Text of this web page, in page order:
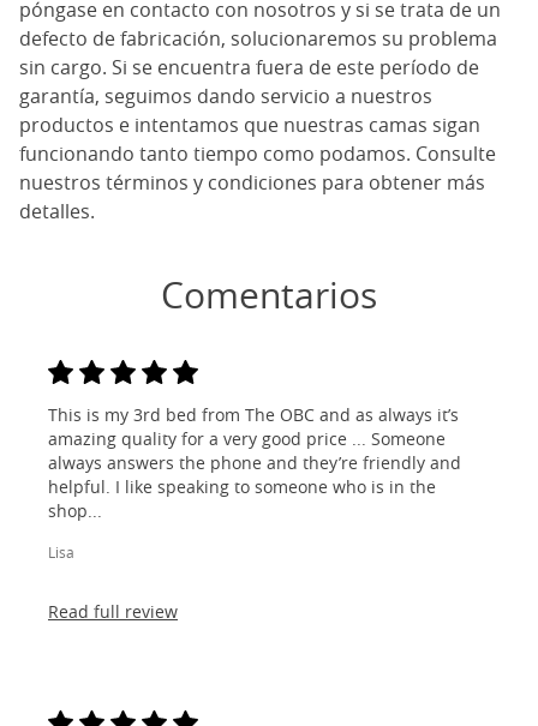
póngase en contacto con nosotros y si se trata de un
defecto de fabricación, solucionaremos su problema
sin cargo. Si se encuentra fuera de este período de
garantía, seguimos dando servicio a nuestros
productos e intentamos que nuestras camas sigan
funcionando tanto tiempo como podamos. Consulte
nuestros términos y condiciones para obtener más
detalles.
Comentarios
This is my 3rd bed from The OBC and as always it’s
amazing quality for a very good price ... Someone
always answers the phone and they’re friendly and
helpful. I like speaking to someone who is in the
shop...
Lisa
Read full review